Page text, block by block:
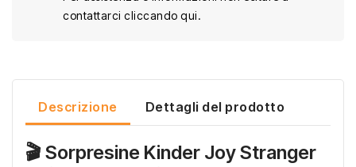
contattarci cliccando qui.
Descrizione Dettagli del prodotto
🎬 Sorpresine Kinder Joy Stranger